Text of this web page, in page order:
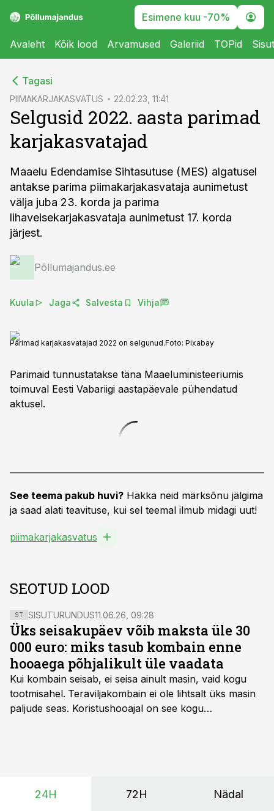
Esimene kuu -70%
Avaleht Kõik lood Arvamused Galeriid TOPid
Tagasi
PIIMAKARJAKASVATUS 22.02.23, 11:41
Selgusid 2022. aasta parimad
karjakasvatajad
Maaelu Edendamise Sihtasutuse (MES) algatusel
antakse parima piimakarjakasvataja aunimetust
välja juba 23. korda ja parima
lihaveisekarjakasvataja aunimetust 17. korda
järjest.
Põllumajandus.ee
Kuula Jaga Salvesta Vihja
Parimad karjakasvatajad 2022 on selgunud.Foto: Pixabay
Parimaid tunnustatakse täna Maaeluministeeriumis
toimuval Eesti Vabariigi aastapäevale pühendatud
aktusel.
See teema pakub huvi? Hakka neid märksõnu jälgima
ja saad alati teavituse, kui sel teemal ilmub midagi uut!
piimakarjakasvatus
SEOTUD LOOD
ST SISUTURUNDUS11.06.26, 09:28
Üks seisakupäev võib maksta üle 30
000 euro: miks tasub kombain enne
hooaega põhjalikult üle vaadata
Kui kombain seisab, ei seisa ainult masin, vaid kogu
tootmisahel. Teraviljakombain ei ole lihtsalt üks masin
paljude seas. Koristushooajal on see kogu
24H 72H Nädal